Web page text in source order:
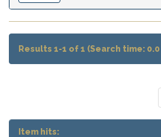
Results 1-1 of 1 (Search time:
Item hits: